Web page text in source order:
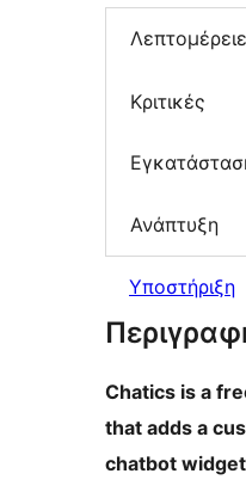
Κριτικές
Ανάπτυξη
Υποστήριξη
Chatics is a
that adds a
chatbot